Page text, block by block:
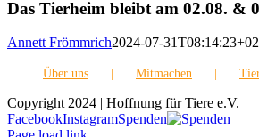
Das Tierheim bleibt am 02.08. &
Annett Frömmrich2024-07-
Über uns Mitmachen
Copyright 2024 | Hoffnung für Tiere e.V.
FacebookInstagramSpenden